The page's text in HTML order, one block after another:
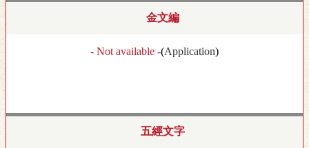
金文編
- Not available -(Application)
五經文字